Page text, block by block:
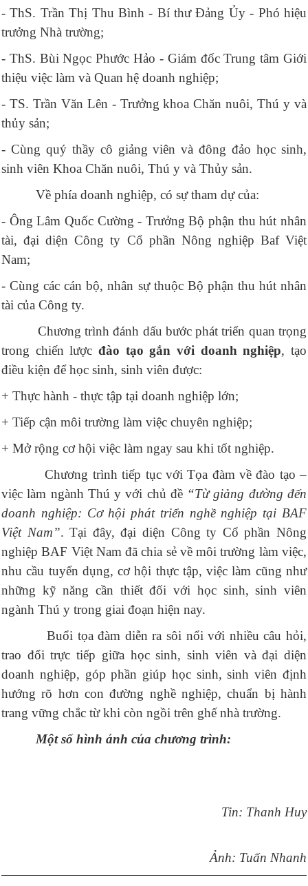
- ThS. Trần Thị Thu Bình - Bí thư Đảng Ủy - Phó hiệu
trưởng Nhà trường;
- ThS. Bùi Ngọc Phước Hảo - Giám đốc Trung tâm Giới
thiệu việc làm và Quan hệ doanh nghiệp;
- TS. Trần Văn Lên - Trưởng khoa Chăn nuôi, Thú y và
thủy sản;
- Cùng quý thầy cô giảng viên và đông đảo học sinh,
sinh viên Khoa Chăn nuôi, Thú y và Thủy sản.
Về phía doanh nghiệp, có sự tham dự của:
- Ông Lâm Quốc Cường - Trưởng Bộ phận thu hút nhân
tài, đại diệnCông ty Cổ phần Nông nghiệp Baf Việt
Nam;
- Cùng các cán bộ, nhân sự thuộc Bộ phận thu hút nhân
tài của Công ty.
Chương trình đánh dấu bước phát triển quan trọng
trong chiến lược đào tạo gắn với doanh nghiệp, tạo
điều kiện để học sinh, sinh viên được:
+ Thực hành - thực tập tại doanh nghiệp lớn;
+ Tiếp cận môi trường làm việc chuyên nghiệp;
+ Mở rộng cơ hội việc làm ngay sau khi tốt nghiệp.
Chương trình tiếp tục với Tọa đàm về đào tạo –
việc làm ngành Thú y với chủ đề “Từ giảng đường đến
doanh nghiệp: Cơ hội phát triển nghề nghiệp tại BAF
Việt Nam”. Tại đây, đại diện Công ty Cổ phần Nông
nghiệp BAF Việt Nam đã chia sẻ về môi trường làm việc,
nhu cầu tuyển dụng, cơ hội thực tập, việc làm cũng như
những kỹ năng cần thiết đối với học sinh, sinh viên
ngành Thú y trong giai đoạn hiện nay.
Buổi tọa đàm diễn ra sôi nổi với nhiều câu hỏi,
trao đổi trực tiếp giữa học sinh, sinh viên và đại diện
doanh nghiệp, góp phần giúp học sinh, sinh viên định
hướng rõ hơn con đường nghề nghiệp, chuẩn bị hành
trang vững chắc từ khi còn ngồi trên ghế nhà trường.
Một số hình ảnh của chương trình:
Tin: Thanh Huy
Ảnh: Tuấn Nhanh